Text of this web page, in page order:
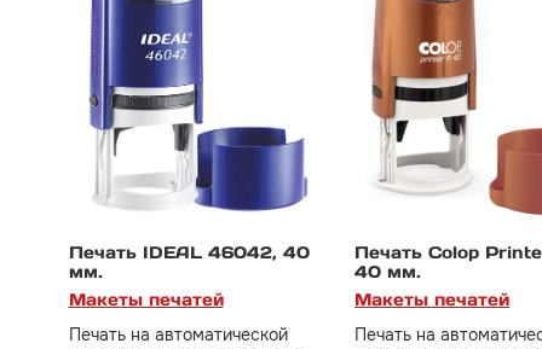
Печать IDEAL 46042, 40
мм.
Макеты печатей
Печать на автоматической
Печать Colop
40 мм.
Макеты печатей
Печать на